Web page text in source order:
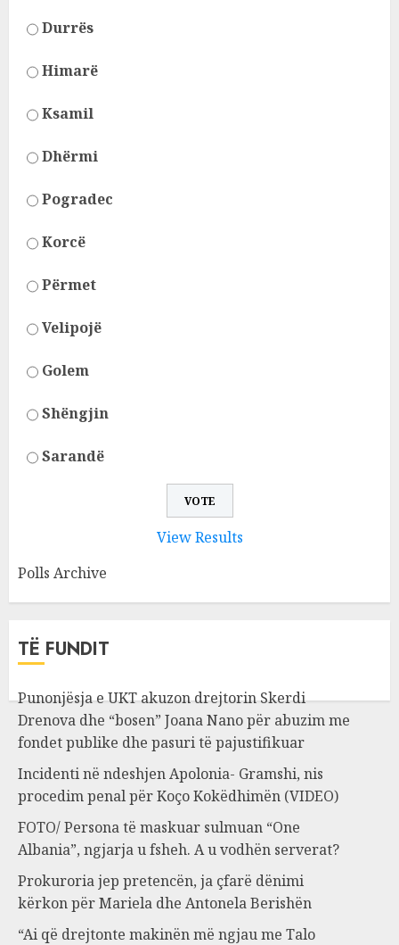
Durrës
Himarë
Ksamil
Dhërmi
Pogradec
Korcë
Përmet
Velipojë
Golem
Shëngjin
Sarandë
View Results
Polls Archive
TË FUNDIT
Punonjësja e UKT akuzon drejtorin Skerdi
Drenova dhe “bosen” Joana Nano për abuzim me
fondet publike dhe pasuri të pajustifikuar
Incidenti në ndeshjen Apolonia- Gramshi, nis
procedim penal për Koço Kokëdhimën (VIDEO)
FOTO/ Persona të maskuar sulmuan “One
Albania”, ngjarja u fsheh. A u vodhën serverat?
Prokuroria jep pretencën, ja çfarë dënimi
kërkon për Mariela dhe Antonela Berishën
“Ai që drejtonte makinën më ngjau me Talo